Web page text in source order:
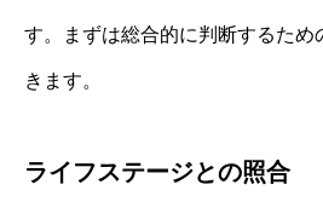
す。まずは総合的に判断するため
きます。
ライフステージとの照合